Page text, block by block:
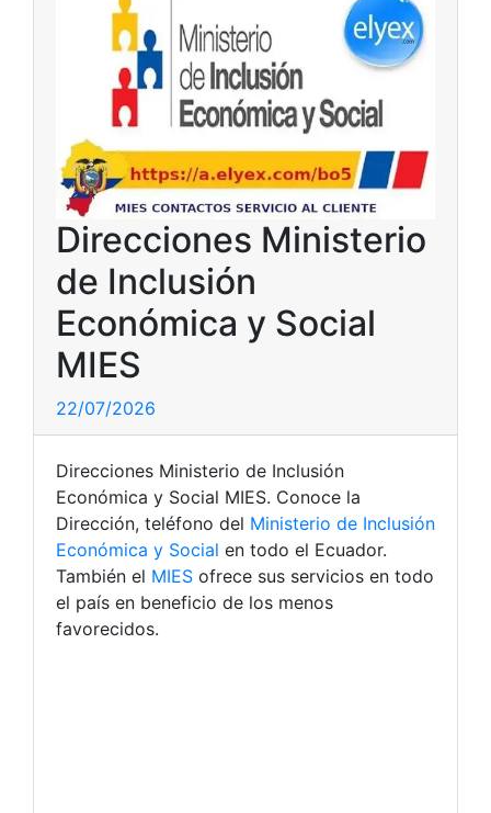
Direcciones Ministerio
de Inclusión
Económica y Social
MIES
22/07/2026
Direcciones Ministerio de Inclusión
Económica y Social MIES. Conoce la
Dirección, teléfono del Ministerio de Inclusión
Económica y Social en todo el Ecuador.
También el MIES ofrece sus servicios en todo
el país en beneficio de los menos
favorecidos.